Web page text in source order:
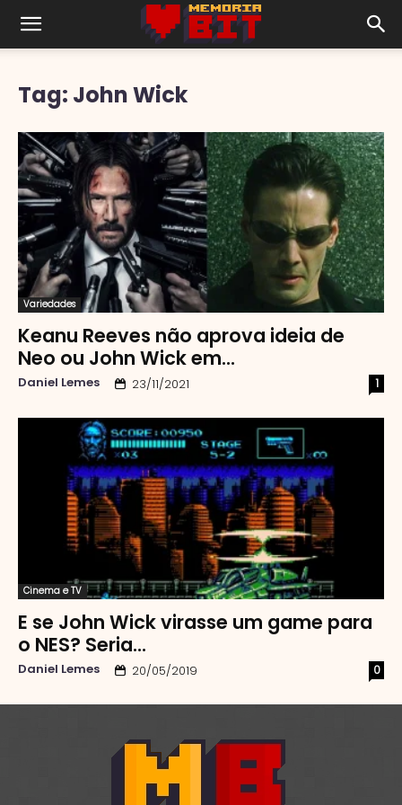
Tag: John Wick
Variedades
Keanu Reeves não aprova ideia de
Neo ou John Wick em...
Daniel Lemes 23/11/2021 1
Cinema e TV
E se John Wick virasse um game para
o NES? Seria...
Daniel Lemes 20/05/2019 0